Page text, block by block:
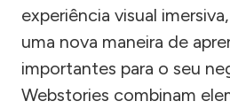
experiência visual
uma nova maneira de
importantes para o seu
Webstories combinam